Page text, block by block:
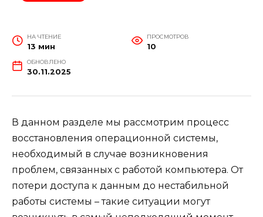
НА ЧТЕНИЕ
13 мин
ПРОСМОТРОВ
10
ОБНОВЛЕНО
30.11.2025
В данном разделе мы рассмотрим процесс
восстановления операционной системы,
необходимый в случае возникновения
проблем, связанных с работой компьютера. От
потери доступа к данным до нестабильной
работы системы – такие ситуации могут